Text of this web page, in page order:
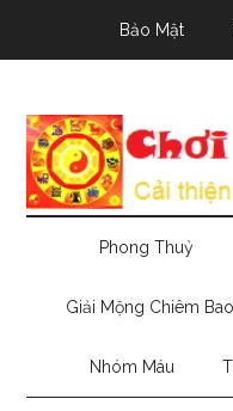
Bảo Mật
Phong Thuỷ
Giải Mộng Chiêm Bao
Nhóm Máu